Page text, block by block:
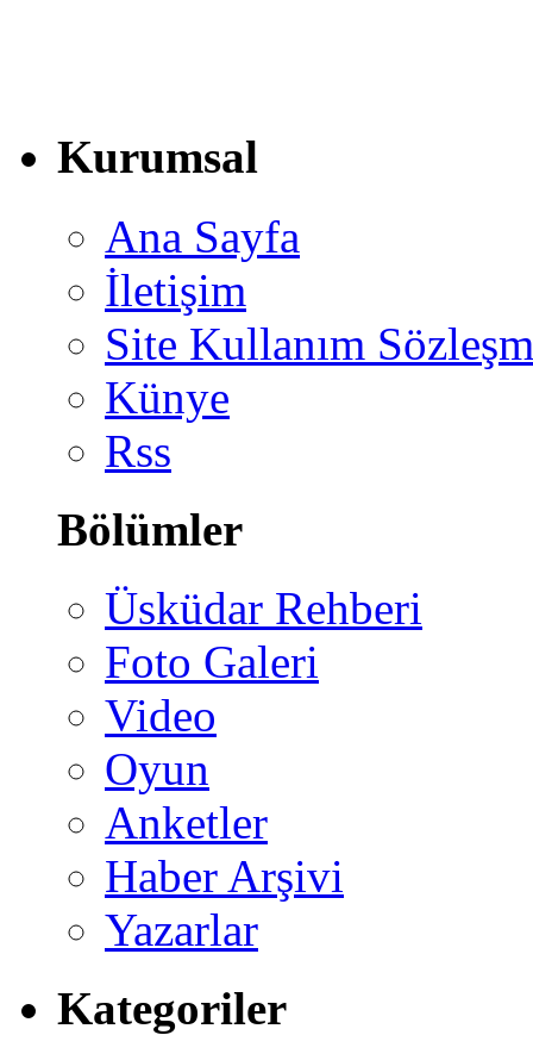
Kurumsal
Ana Sayfa
İletişim
Site Kullanım
Künye
Rss
Bölümler
Üsküdar Rehberi
Foto Galeri
Video
Oyun
Anketler
Haber Arşivi
Yazarlar
Kategoriler